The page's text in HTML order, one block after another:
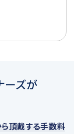
ーズが
頂戴する手数料